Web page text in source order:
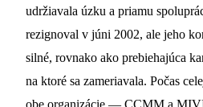
udržiavala úzku a priamu
rezignoval v júni 2002, ale jeho
silné, rovnako ako prebiehajúca
na ktoré sa zameriavala. Počas
obe organizácie — CCMM a